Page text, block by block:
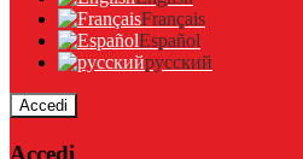
Français
Español
русский
Accedi
Accedi